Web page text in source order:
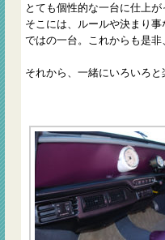
とても個性的な一台に仕上
そこには、ルールや決まり
ではの一台。これからも是
それから、一緒にいろいろ